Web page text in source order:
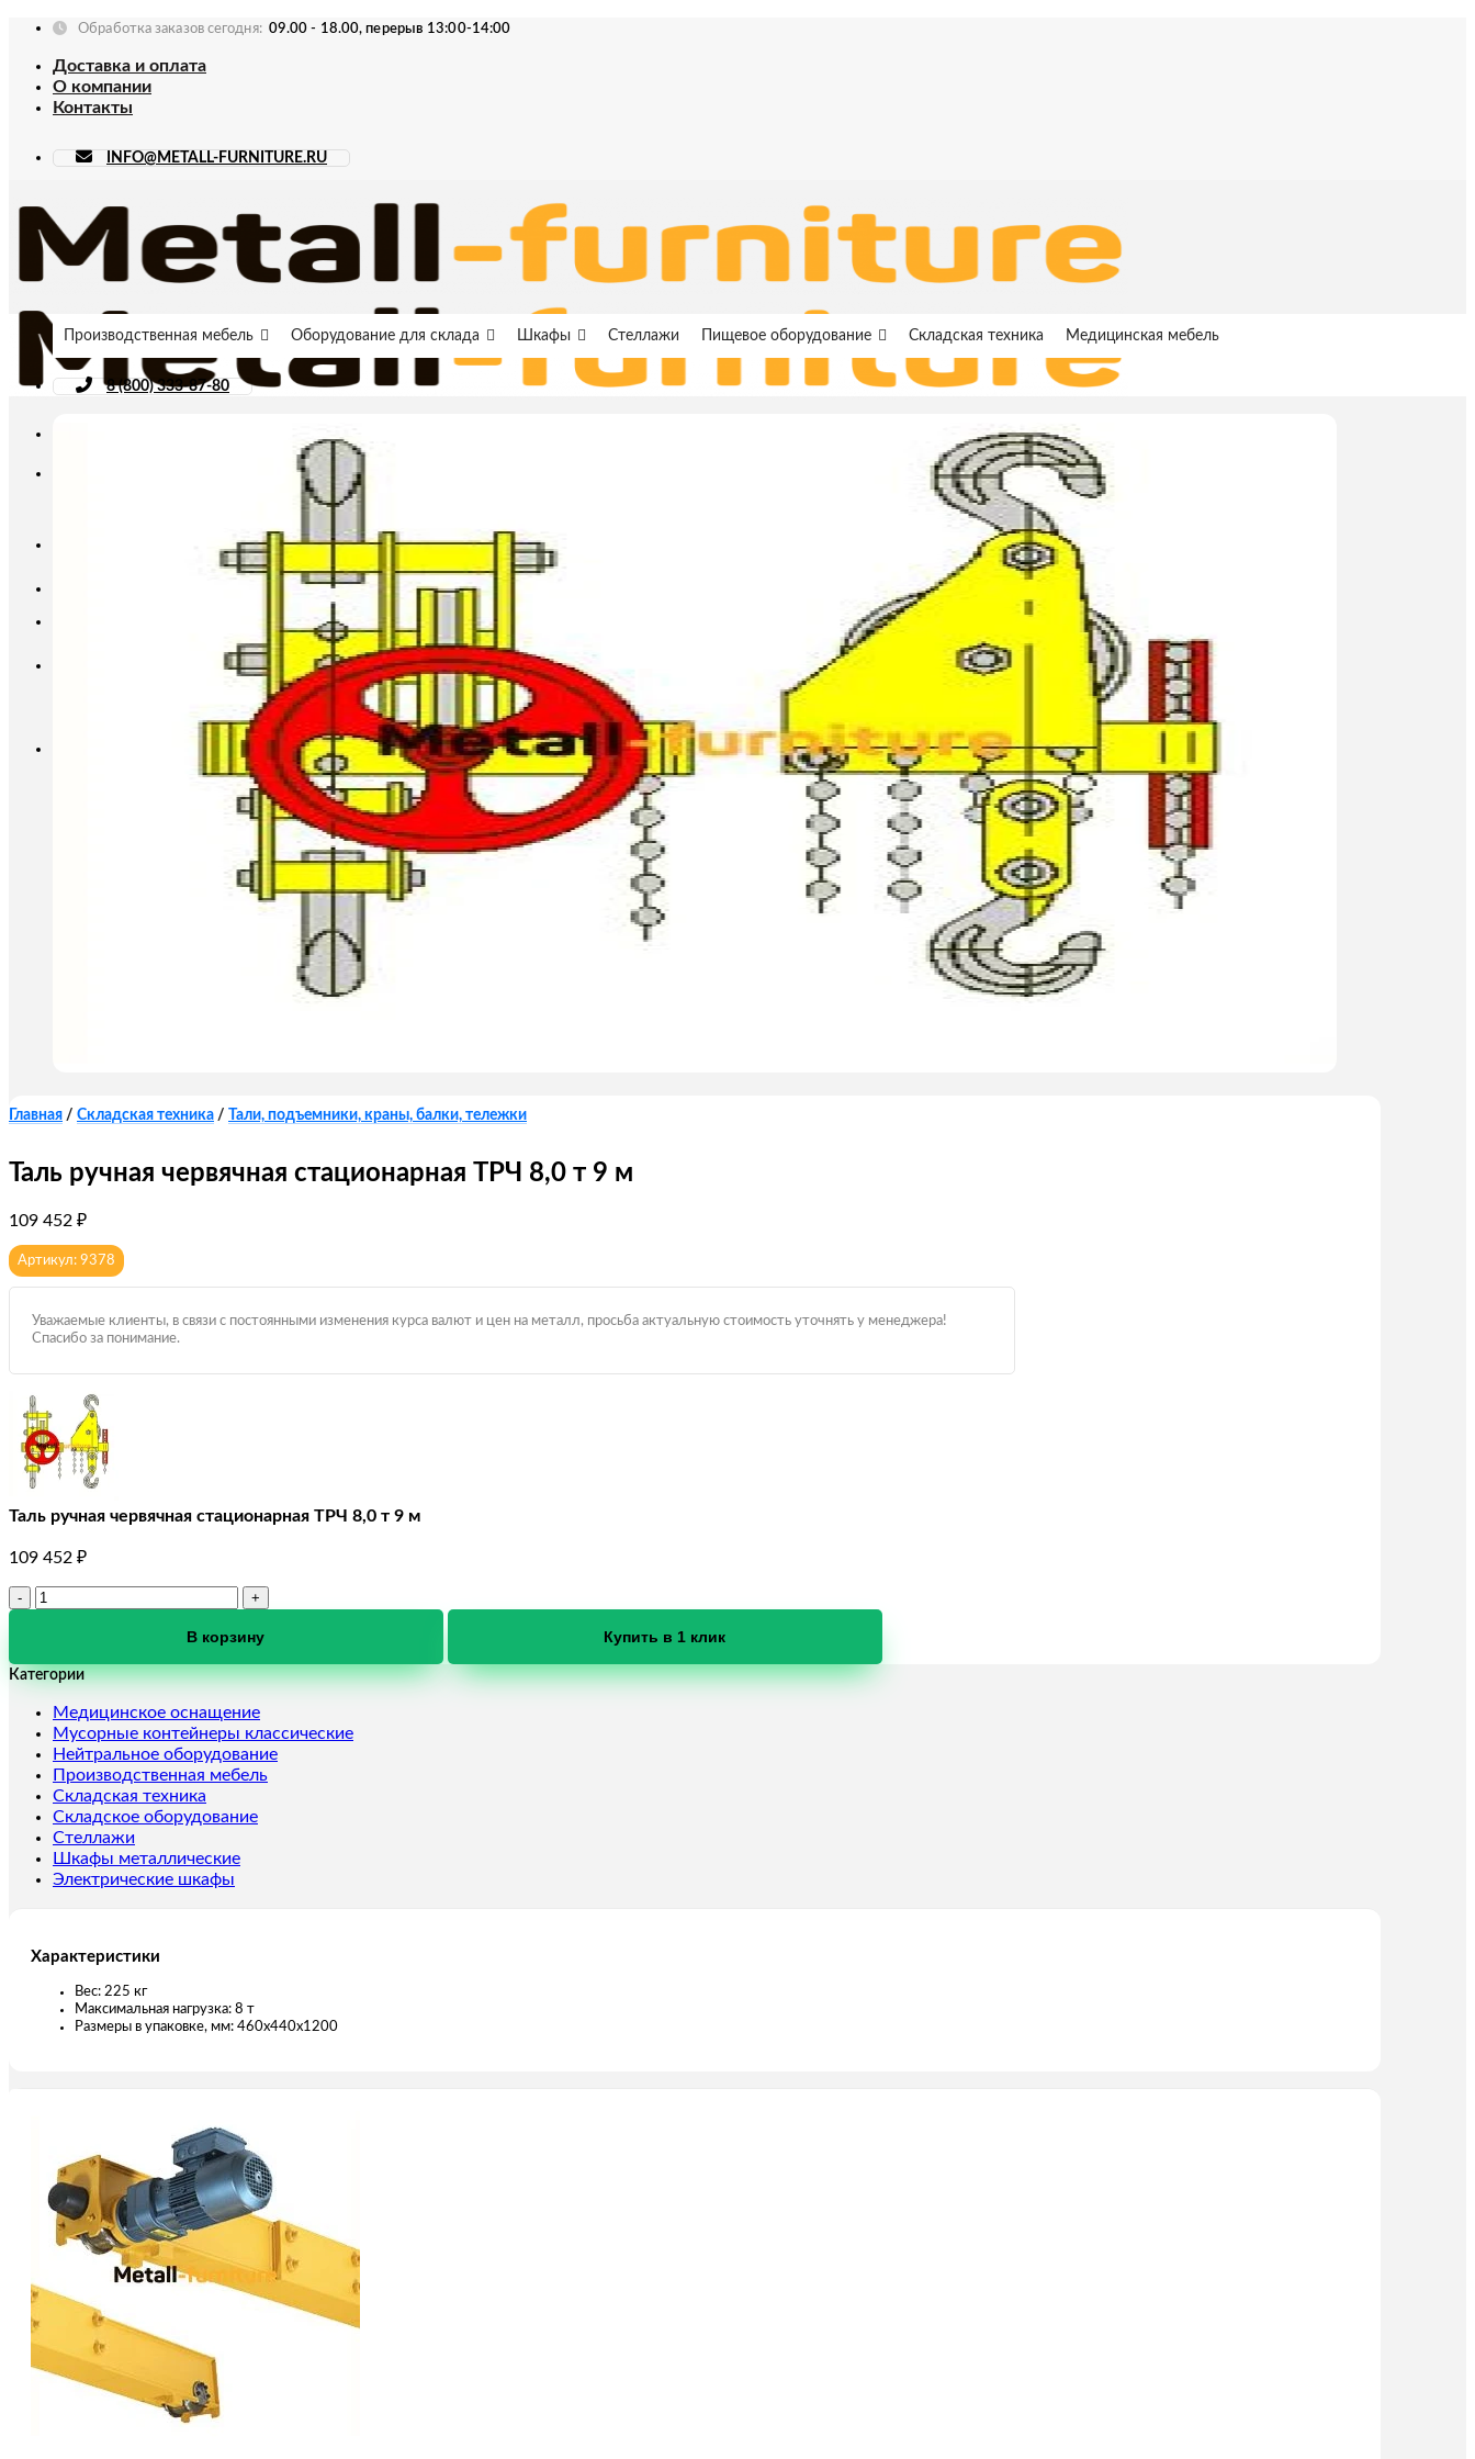
Skip
content
Обработка заказов сегодня: 09.00 - 18.00, перерыв 13:00-14:00
Доставка и оплата
О компании
Контакты
INFO@METALL-FURNITURE.RU
INFO@METALL-FURNITURE.RU
Производственная мебель Оборудование для склада Шкафы Стеллажи Пищевое оборудование Складская техника Медицинская мебель
8 (800) 333-87-80
Главная / Складская техника / Тали, подъемники, краны, балки, тележки
Таль ручная червячная стационарная ТРЧ 8,0 т 9 м
109 452 ₽
Артикул: 9378
Уважаемые клиенты, в связи с постоянными изменения курса валют и цен на металл, просьба актуальную стоимость уточнять у менеджера!
Спасибо за понимание.
Таль ручная червячная стационарная ТРЧ 8,0 т 9 м
109 452 ₽
Количество
червячная
ТРЧ
8,0
т
9
м
В корзину Купить в 1 клик
Категории
Медицинское оснащение
Мусорные контейнеры классические
Нейтральное оборудование
Производственная мебель
Складская техника
Складское оборудование
Стеллажи
Шкафы металлические
Электрические шкафы
Характеристики
Вес: 225 кг
Максимальная нагрузка: 8 т
Размеры в упаковке, мм: 460x440x1200